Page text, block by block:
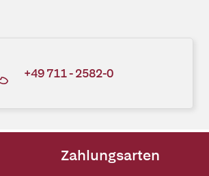
+49 711 - 2582-0
Zahlungsarten